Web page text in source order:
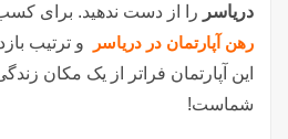
دریاسر را از دست ندهید. برای
رهن آپارتمان در دریاسر
و ترتیب
این آپارتمان فراتر از یک مکان
شماست!